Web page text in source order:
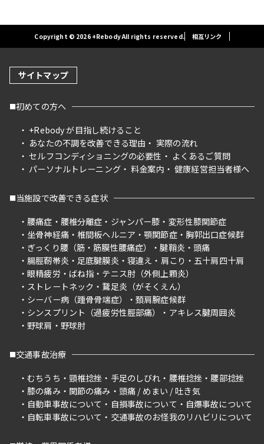
Copyright © 2026 +Rebody All rights reserved. 相互リンク
サイトマップ
初めての方へ
+Rebody が目指し続けること
あなたの不調を改善できる理由
実際の流れ
セルフコンディショニングの必要性
よくあるご質問
パーソナルトレーニング
料金案内 健康経営担当者様へ
当施設で改善できる症状
腰痛症
腰椎分離症 ジャンパー膝
変形性膝関節症
坐骨神経痛
椎間板ヘルニア 顎関節症
胸郭出口症候群
ぎっくり腰（筋・筋膜性腰痛症）
腱鞘炎
頭痛
腸脛靭帯炎
足底腱膜炎 寝違え 肩こり
五十肩四十肩
眼精疲労
ばね指
テニス肘（外側上顆炎）
ストレートネック
鵞足炎（がそくえん）
シーバー病（踵骨骨端症）
頚肩腕症候群
シンスプリント（過疲労性脛部痛）
アキレス腱周囲炎
野球肩
野球肘
交通事故治療
むちうち
頸椎捻挫 手足のしびれ 腰椎捻挫
腰部捻挫
膝の痛み
関節の痛み
頭痛 / めまい / 吐き気
自動車事故について
自損事故について
自爆事故について
自転車事故について
交通事故のお怪我のリハビリについて